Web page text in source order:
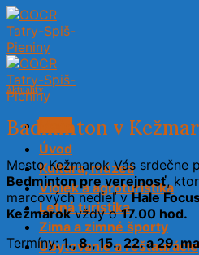
Skip
to
content
Úvod
Kultúra, múzeá
Vidiek a agroturistika
Letná turistika
Zima a zimné športy
Ubytovanie a reštaurácie
Aktuality
Badminton v
Mesto Kežmarok Vás srdečne
Bedminton pre verejnosť,
marcových nedieľ vHale
Kežmarokvždy o17.00 hod.
Termíny:1., 8., 15., 22. a 29.